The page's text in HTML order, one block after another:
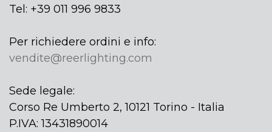
Tel: +39 011 996 9833
Per richiedere ordini e info:
vendite@reerlighting.com
Sede legale:
Corso Re Umberto 2, 10121 Torino - Italia
P.IVA: 13431890014